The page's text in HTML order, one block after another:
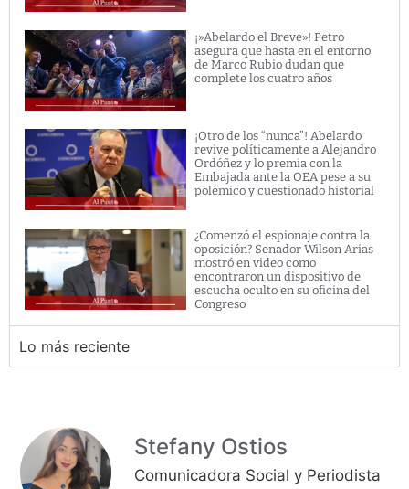
¡»Abelardo el Breve»! Petro
asegura que hasta en el entorno
de Marco Rubio dudan que
complete los cuatro años
¡Otro de los “nunca”! Abelardo
revive políticamente a Alejandro
Ordóñez y lo premia con la
Embajada ante la OEA pese a su
polémico y cuestionado historial
¿Comenzó el espionaje contra la
oposición? Senador Wilson Arias
mostró en video como
encontraron un dispositivo de
escucha oculto en su oficina del
Congreso
Lo más reciente
Stefany Ostios
Comunicadora Social y Periodista